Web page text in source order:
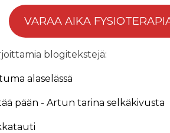
VARAA AIKA
blogitekstejä:
alaselässä
pään - Artun tarina selkäkivusta